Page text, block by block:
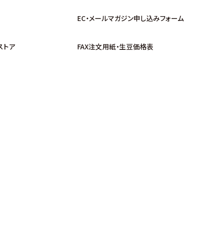
トア
EC・メールマガジン申し込みフォーム
FAX注文用紙・生豆価格表